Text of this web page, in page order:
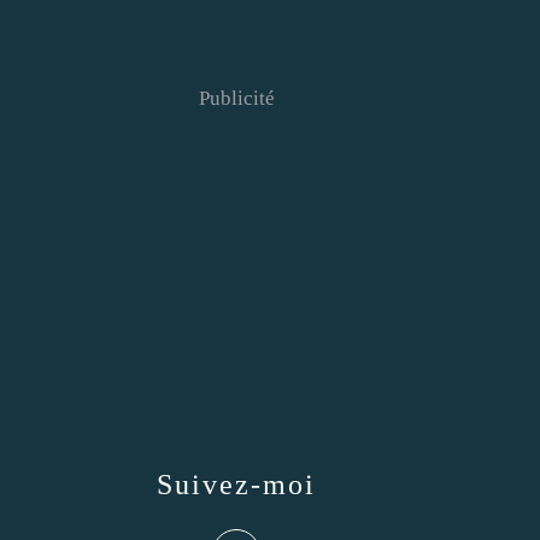
Suivez-moi
Publicité